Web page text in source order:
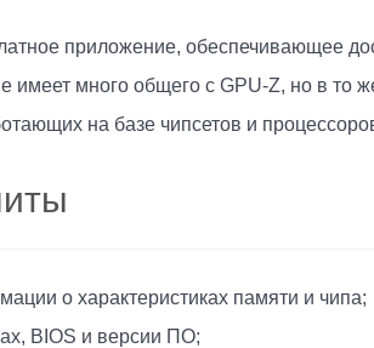
приложение, обеспечивающее
имеет много общего с GPU-Z, но в
на базе чипсетов и
о характеристиках памяти и чипа;
BIOS и версии ПО;